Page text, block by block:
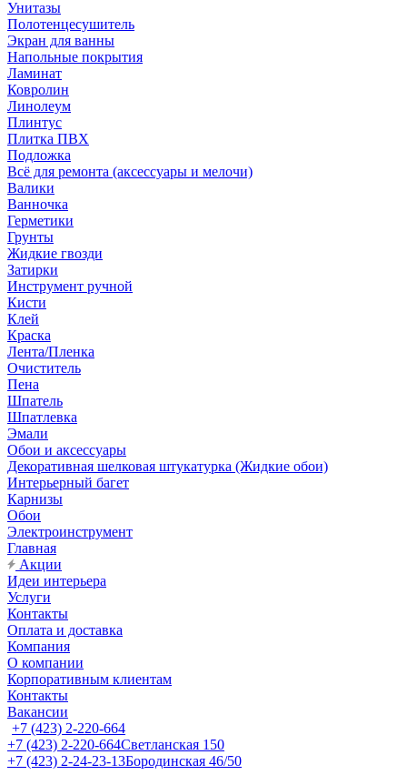
Унитазы
Полотенцесушитель
Экран для ванны
Напольные покрытия
Ламинат
Ковролин
Линолеум
Плинтус
Плитка ПВХ
Подложка
Всё для ремонта (аксессуары и мелочи)
Валики
Ванночка
Герметики
Грунты
Жидкие гвозди
Затирки
Инструмент ручной
Кисти
Клей
Краска
Лента/Пленка
Очиститель
Пена
Шпатель
Шпатлевка
Эмали
Обои и аксессуары
Декоративная шелковая штукатурка (Жидкие обои)
Интерьерный багет
Карнизы
Обои
Электроинструмент
Главная
Акции
Идеи интерьера
Услуги
Контакты
Оплата и доставка
Компания
О компании
Корпоративным клиентам
Контакты
Вакансии
+7 (423) 2-220-664
+7 (423) 2-220-664Светланская 150
+7 (423) 2-24-23-13Бородинская 46/50